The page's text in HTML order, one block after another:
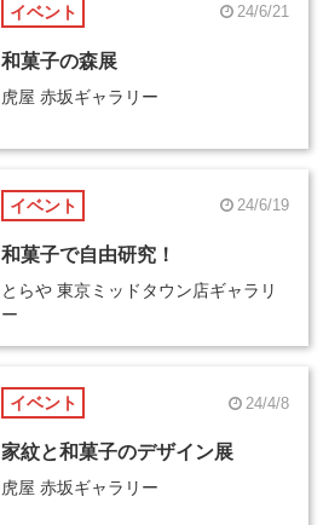
イベント 24/6/21
和菓子の森展
虎屋 赤坂ギャラリー
イベント 24/6/19
和菓子で自由研究！
とらや 東京ミッドタウン店ギャラリ
ー
イベント 24/4/8
家紋と和菓子のデザイン展
虎屋 赤坂ギャラリー